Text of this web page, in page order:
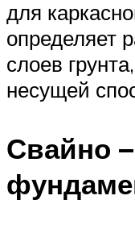
для
определяет
слоев
несущей
Свайно